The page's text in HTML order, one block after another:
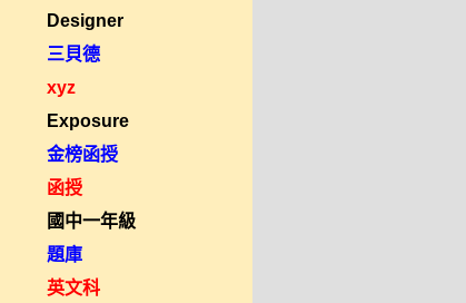
Designer
三貝德
xyz
Exposure
金榜函授
函授
國中一年級
題庫
英文科